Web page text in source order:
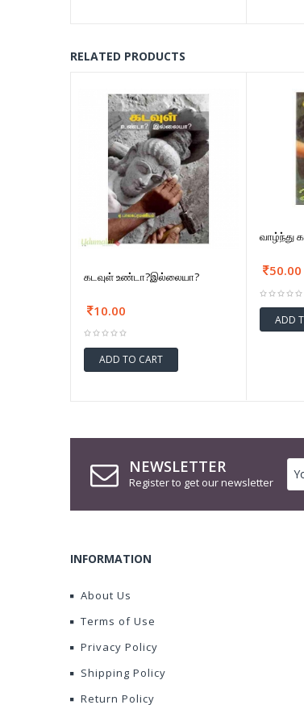
RELATED PRODUCTS
கடவுள் உண்டா?இல்லையா?
10.00
ADD TO CART
வாழ்ந்து
50.00
ADD
NEWSLETTER
Register to get our newsletter
INFORMATION
About Us
Terms of Use
Privacy Policy
Shipping Policy
Return Policy